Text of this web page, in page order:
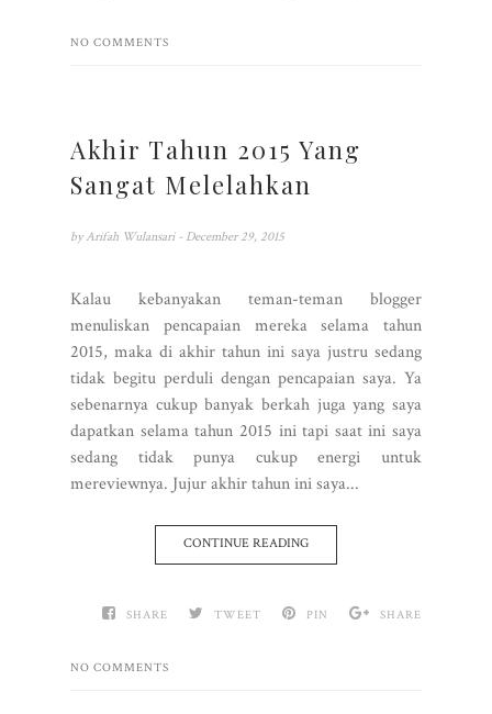
NO COMMENTS
Akhir Tahun 2015 Yang
Sangat Melelahkan
by Arifah Wulansari - December 29, 2015
Kalau kebanyakan teman-teman blogger
menuliskan pencapaian mereka selama tahun
2015, maka di akhir tahun ini saya justru sedang
tidak begitu perduli dengan pencapaian saya. Ya
sebenarnya cukup banyak berkah juga yang saya
dapatkan selama tahun 2015 ini tapi saat ini saya
sedang tidak punya cukup energi untuk
mereviewnya. Jujur akhir tahun ini saya...
CONTINUE READING
SHARE TWEET PIN SHARE
NO COMMENTS